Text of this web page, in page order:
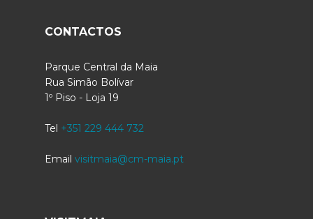
CONTACTOS
Parque Central da Maia
Rua Simão Bolívar
1º Piso - Loja 19
Tel +351 229 444 732
Email visitmaia@cm-maia.pt